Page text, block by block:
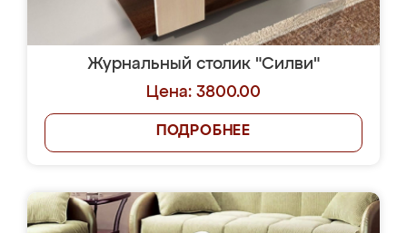
Журнальный столик "Силви"
Цена: 3800.00
ПОДРОБНЕЕ